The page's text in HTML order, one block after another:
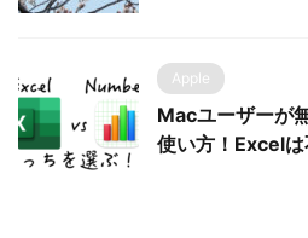
Apple
Macユーザーが
使い方！Excelは